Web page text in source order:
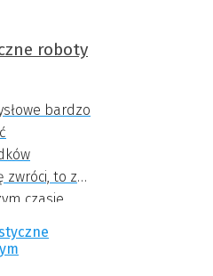
roboty
bardzo
zwróci, to z
czasie.
sobie
wdrażanie